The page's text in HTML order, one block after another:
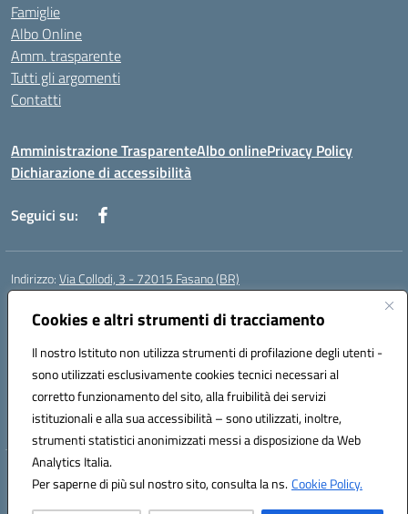
Cookies e altri strumenti di tracciamento
Il nostro Istituto non utilizza strumenti di profilazione degli utenti -
sono utilizzati esclusivamente cookies tecnici necessari al
corretto funzionamento del sito, alla fruibilità dei servizi
istituzionali e alla sua accessibilità – sono utilizzati, inoltre,
strumenti statistici anonimizzati messi a disposizione da Web
Analytics Italia.
Per saperne di più sul nostro sito, consulta la ns.Cookie Policy.
Famiglie
Albo Online
Amm. trasparente
Tutti gli argomenti
Contatti
Amministrazione TrasparenteAlbo onlinePrivacy Policy
Dichiarazione di accessibilità
Seguici su:
Indirizzo:Via Collodi, 3 - 72015 Fasano (BR)
Centralino:
Posta elettronica certificata (PEC):bric839004@pec.istruzione.it
Codice fiscale: 90059320748
Codice meccanografico:BRIC839004
Codice Indice delle Pubbliche Amministrazioni (IPA): istsc_bree02200r
Codice unico di fatturazione (CUF): MIL3BD
Hosting & Powered by 3D Solution S.r.l.
Concept & Design by Designers Italia